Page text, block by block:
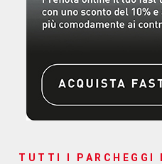
TUTTI I PARCHEGGI